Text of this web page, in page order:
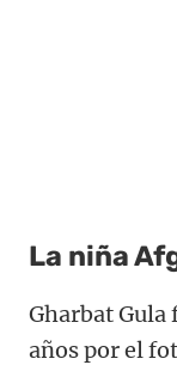
La niña
Gharbat Gula
años por el